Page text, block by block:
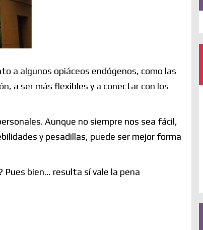
a algunos opiáceos endógenos, como las
a ser más flexibles y a conectar con los
Aunque no siempre nos sea fácil,
y pesadillas, puede ser mejor forma
Pues bien… resulta sí vale la pena